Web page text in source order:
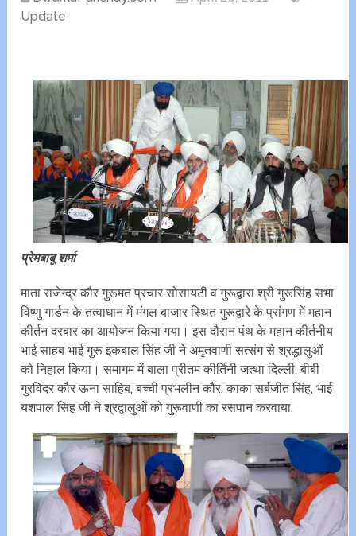
Update
प्रेमबाबू शर्मा
माता राजेन्द्र कौर गुरूमत प्रचार सोसायटी व गुरूद्वारा श्री गुरूसिंह सभा
विष्णु गार्डन के तत्वाधान में मंगल बाजार स्थित गुरूद्वारे के प्रांगण में महान
कीर्तन दरबार का आयोजन किया गया। इस दौरान पंथ के महान कीर्तनीय
भाई साहब भाई गुरू इकबाल सिंह जी ने अमृतवाणी सत्संग से श्रद्धालुओं
को निहाल किया। समागम में बाला प्रीतम कीर्तिनी जत्था दिल्ली, बीबी
गुरविंदर कौर ऊना साहिब, बच्ची प्रभलीन कौर, काका सर्बजीत सिंह, भाई
यशपाल सिंह जी ने श्रद्वालुओं को गुरूवाणी का रसपान करवाया.